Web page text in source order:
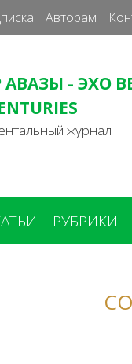
Авторам
АВАЗЫ - ЭХО
журнал
РУБРИКИ